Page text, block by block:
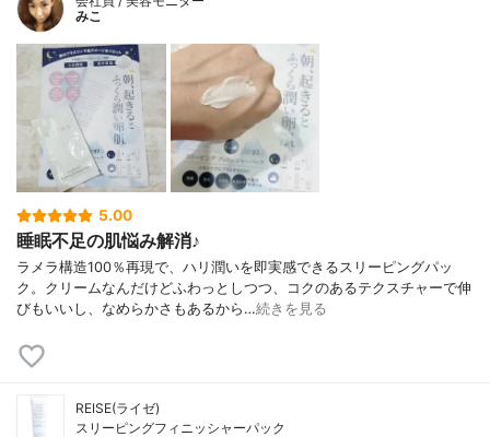
みこ
5.00
睡眠不足の肌悩み解消♪
ラメラ構造100％再現で、ハリ潤いを即実感できるスリーピングパッ
ク。クリームなんだけどふわっとしつつ、コクのあるテクスチャーで伸
びもいいし、なめらかさもあるから…続きを見る
REISE(ライゼ)
スリーピングフィニッシャーパック